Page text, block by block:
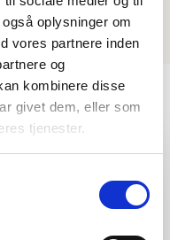
oplysninger om
vores partnere inden
og
kombinere disse
givet dem, eller som
tjenester.